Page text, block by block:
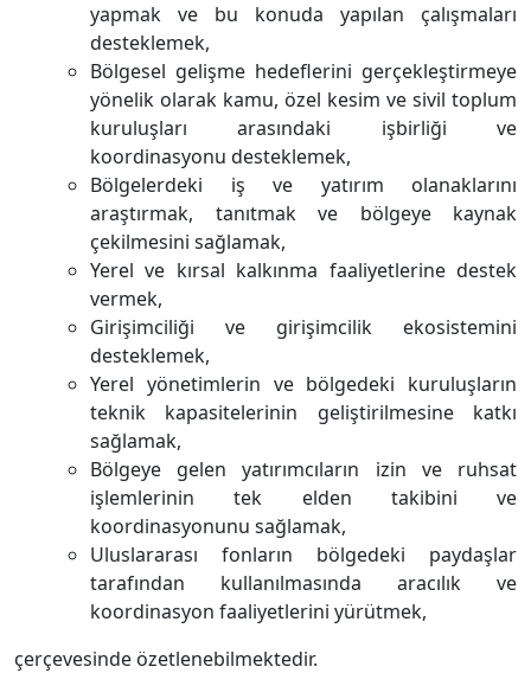
yapmak ve bu konuda yapılan çalışmaları
desteklemek,
Bölgesel gelişme hedeflerini gerçekleştirmeye
yönelik olarak kamu, özel kesim ve sivil toplum
kuruluşları arasındaki işbirliği ve
koordinasyonu desteklemek,
Bölgelerdeki iş ve yatırım olanaklarını
araştırmak, tanıtmak ve bölgeye kaynak
çekilmesini sağlamak,
Yerel ve kırsal kalkınma faaliyetlerine destek
vermek,
Girişimciliği ve girişimcilik ekosistemini
desteklemek,
Yerel yönetimlerin ve bölgedeki kuruluşların
teknik kapasitelerinin geliştirilmesine katkı
sağlamak,
Bölgeye gelen yatırımcıların izin ve ruhsat
işlemlerinin tek elden takibini ve
koordinasyonunu sağlamak,
Uluslararası fonların bölgedeki paydaşlar
tarafından kullanılmasında aracılık ve
koordinasyon faaliyetlerini yürütmek,
çerçevesinde özetlenebilmektedir.